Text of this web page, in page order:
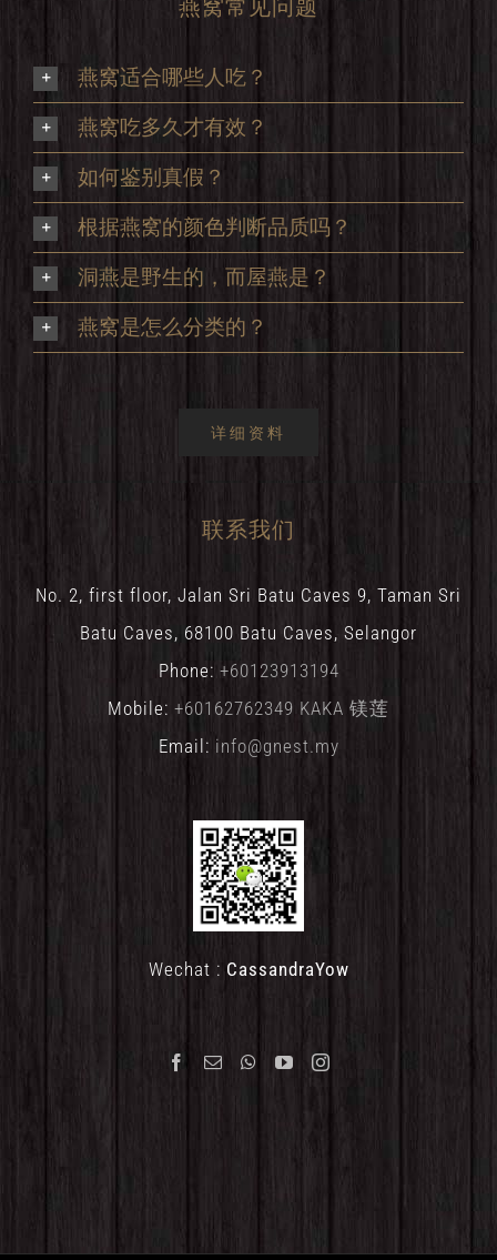
燕窝适合哪些人吃？
燕窝吃多久才有效？
如何鉴别真假？
根据燕窝的颜色判断品质吗？
洞燕是野生的，而屋燕是？
燕窝是怎么分类的？
详细资料
联系我们
No. 2, first floor, Jalan Sri Batu Caves 9, Taman Sri
Batu Caves, 68100 Batu Caves, Selangor
Phone: +60123913194
Mobile: +60162762349 KAKA 镁莲
Email: info@gnest.my
Wechat : CassandraYow